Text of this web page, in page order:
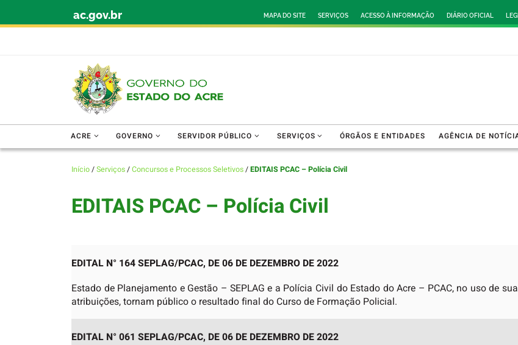
ac.gov.br MAPA DO SITE SERVIÇOS ACESSO À INFORMAÇÃO DIÁRIO OFICIAL
ACRE GOVERNO SERVIDOR PÚBLICO SERVIÇOS ÓRGÃOS E ENTIDADES AGÊNCIA DE
Início/Serviços/Concursos e Processos Seletivos/EDITAIS PCAC – Polícia Civil
EDITAIS PCAC – Polícia Civil
EDITAL N° 164 SEPLAG/PCAC, DE 06 DE DEZEMBRO DE 2022
Estado de Planejamento e Gestão – SEPLAG e a Polícia Civil do Estado do Acre – PCAC, no uso de
atribuições, tornam público o resultado final do Curso de Formação Policial.
EDITAL N° 061 SEPLAG/PCAC, DE 06 DE DEZEMBRO DE 2022